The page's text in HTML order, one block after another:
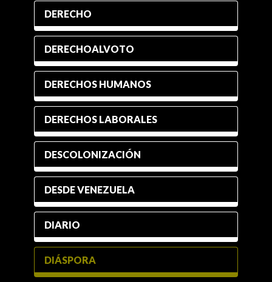
DERECHO
DERECHOALVOTO
DERECHOS HUMANOS
DERECHOS LABORALES
DESCOLONIZACIÓN
DESDE VENEZUELA
DIARIO
DIÁSPORA